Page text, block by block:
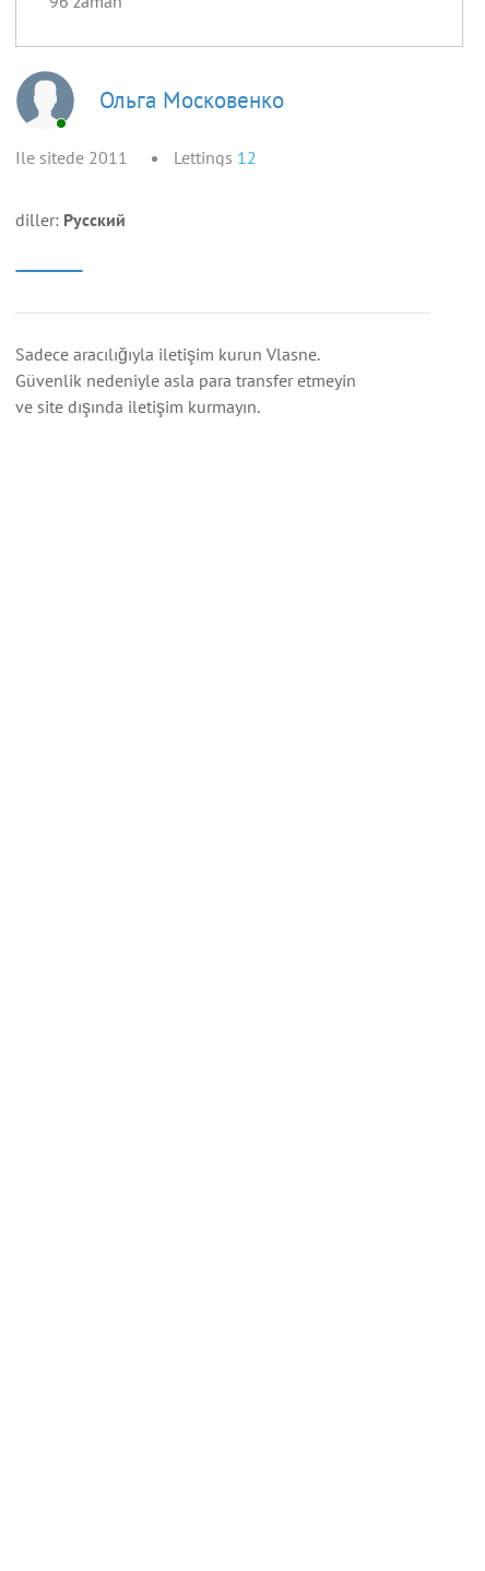
Ольга Московенко
Ile sitede 2011 Lettings 12
diller: Русский
Sadece aracılığıyla iletişim kurun Vlasne.
Güvenlik nedeniyle asla para transfer etmeyin
ve site dışında iletişim kurmayın.